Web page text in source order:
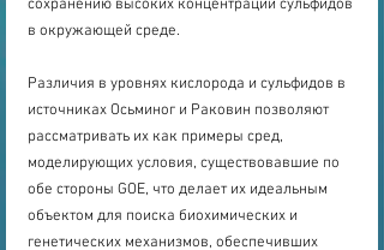
сохранению высоких концентраций сульфидов
в окружающей среде.
Различия в уровнях кислорода и сульфидов в
источниках Осьминог и Раковин позволяют
рассматривать их как примеры сред,
моделирующих условия, существовавшие по
обе стороны GOE, что делает их идеальным
объектом для поиска биохимических и
генетических механизмов, обеспечивших